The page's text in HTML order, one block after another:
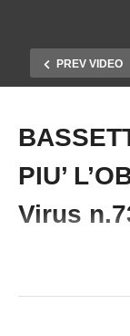
PREV VIDEO
n.729.SP
PIU’
Virus